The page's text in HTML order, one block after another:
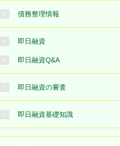
債務整理情報
即日融資
即日融資Q&A
即日融資の審査
即日融資基礎知識